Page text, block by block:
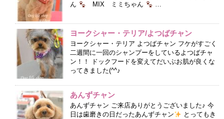
ん
MIX ミミちゃん …
ヨークシャー・テリア/よつばチャン
ヨークシャー・テリア よつばチャン フケがすごく
二週間に一回のシャンプーをしているよつばチャ
ン！！ ドックフードを変えてだいぶお肌が良くな
ってきました(^^♪
あんずチャン
あんずチャン ご来店ありがとうございました♪ 今
日は歯磨きの日だったあんずチャン
とってもき